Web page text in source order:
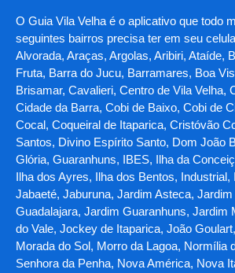
O Guia Vila Velha é o aplicativo que todo
seguintes bairros precisa ter em seu
Alvorada, Araças, Argolas, Aribiri, Ataíde,
Fruta, Barra do Jucu, Barramares, Boa
Brisamar, Cavalieri, Centro de Vila Velha,
Cidade da Barra, Cobi de Baixo, Cobi de
Cocal, Coqueiral de Itaparica, Cristóvão
Santos, Divino Espírito Santo, Dom João
Glória, Guaranhuns, IBES, Ilha da
Ilha dos Ayres, Ilha dos Bentos, Industrial,
Jabaeté, Jaburuna, Jardim Asteca,
Guadalajara, Jardim Guaranhuns, Jardim
do Vale, Jockey de Itaparica, João
Morada do Sol, Morro da Lagoa, Normília
Senhora da Penha, Nova América, Nova